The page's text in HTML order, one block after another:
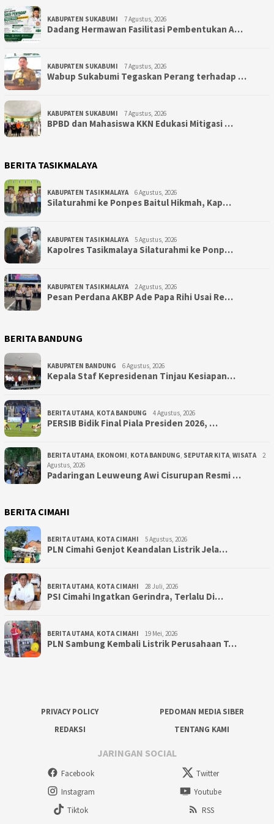
KABUPATEN SUKABUMI 7 Agustus, 2026
Dadang Hermawan Fasilitasi Pembentukan A…
KABUPATEN SUKABUMI 7 Agustus, 2026
Wabup Sukabumi Tegaskan Perang terhadap …
KABUPATEN SUKABUMI 7 Agustus, 2026
BPBD dan Mahasiswa KKN Edukasi Mitigasi …
BERITA TASIKMALAYA
KABUPATEN TASIKMALAYA 6 Agustus, 2026
Silaturahmi ke Ponpes Baitul Hikmah, Kap…
KABUPATEN TASIKMALAYA 5 Agustus, 2026
Kapolres Tasikmalaya Silaturahmi ke Ponp…
KABUPATEN TASIKMALAYA 2 Agustus, 2026
Pesan Perdana AKBP Ade Papa Rihi Usai Re…
BERITA BANDUNG
KABUPATEN BANDUNG 6 Agustus, 2026
Kepala Staf Kepresidenan Tinjau Kesiapan…
BERITA UTAMA, KOTA BANDUNG 4 Agustus, 2026
PERSIB Bidik Final Piala Presiden 2026, …
BERITA UTAMA, EKONOMI, KOTA BANDUNG, SEPUTAR KITA, WISATA
2
Agustus, 2026
Padaringan Leuweung Awi Cisurupan Resmi …
BERITA CIMAHI
BERITA UTAMA, KOTA CIMAHI 5 Agustus, 2026
PLN Cimahi Genjot Keandalan Listrik Jela…
BERITA UTAMA, KOTA CIMAHI 28 Juli, 2026
PSI Cimahi Ingatkan Gerindra, Terlalu Di…
BERITA UTAMA, KOTA CIMAHI 19 Mei, 2026
PLN Sambung Kembali Listrik Perusahaan T…
PRIVACY POLICY
PEDOMAN MEDIA SIBER
REDAKSI
TENTANG KAMI
JARINGAN SOCIAL
Facebook
Twitter
Instagram
Youtube
Tiktok
RSS